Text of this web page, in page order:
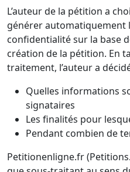
L’auteur de la pétition a
générer automatiquement
confidentialité sur la base
création de la pétition. En
traitement, l’auteur a
Quelles informations
signataires
Les finalités pour
Pendant combien de
Petitionenligne.fr